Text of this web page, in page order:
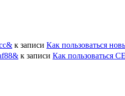
к записи Как пользоваться
к записи Как пользоваться